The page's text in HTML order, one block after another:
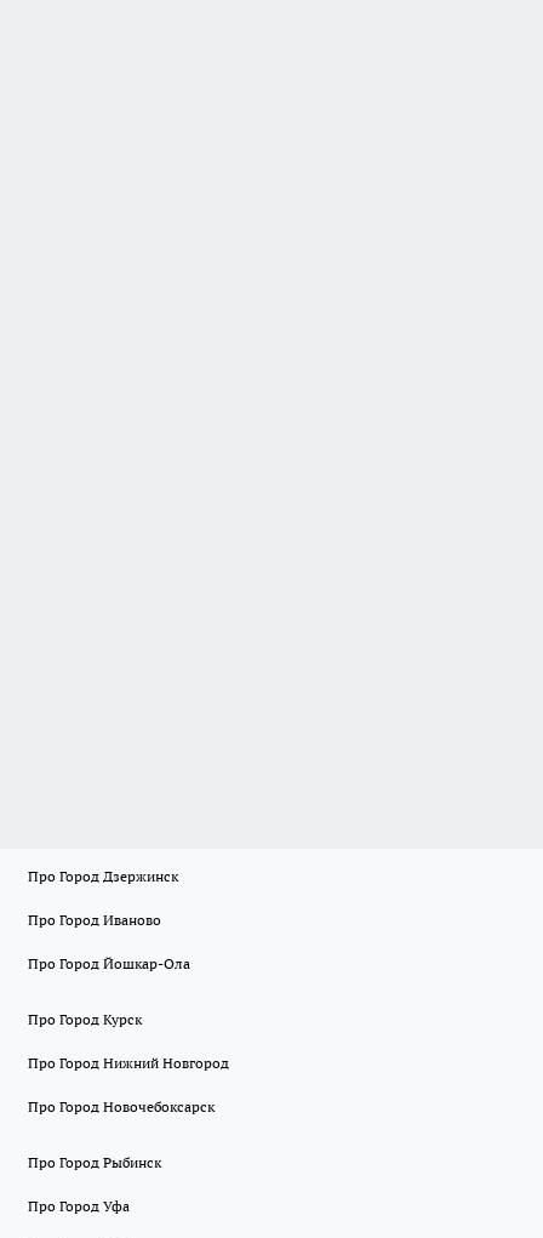
Про Город Дзержинск
Про Город Иваново
Про Город Йошкар-Ола
Про Город Курск
Про Город Нижний Новгород
Про Город Новочебоксарск
Про Город Рыбинск
Про Город Уфа